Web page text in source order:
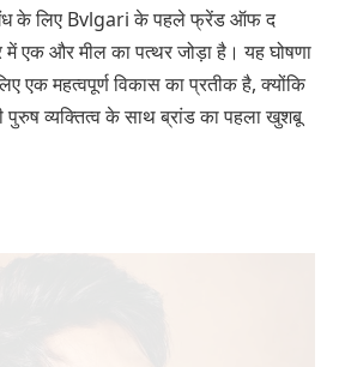
के लिए Bvlgari के पहले फ्रेंड ऑफ द
एक और मील का पत्थर जोड़ा है। यह घोषणा
एक महत्वपूर्ण विकास का प्रतीक है, क्योंकि
पुरुष व्यक्तित्व के साथ ब्रांड का पहला खुशबू